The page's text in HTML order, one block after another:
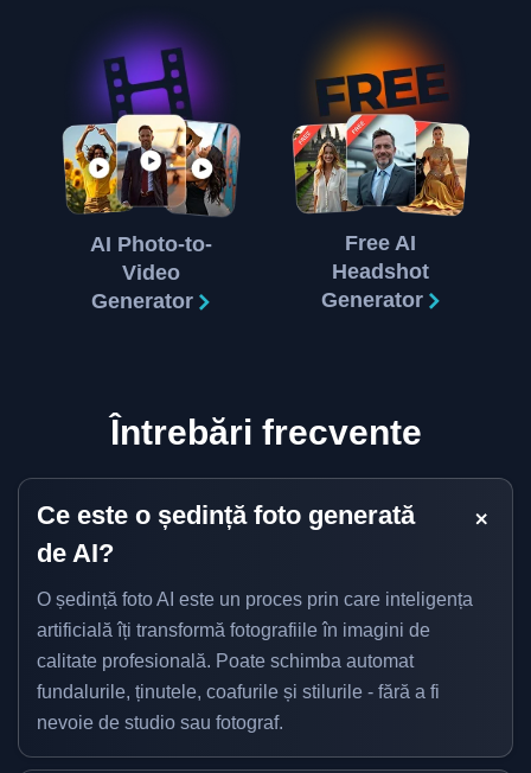
AI Photo-to-
Video
Generator
Free AI
Headshot
Generator
Întrebări frecvente
Ce este o ședință foto generată
de AI?
O ședință foto AI este un proces prin care inteligența
artificială îți transformă fotografiile în imagini de
calitate profesională. Poate schimba automat
fundalurile, ținutele, coafurile și stilurile - fără a fi
nevoie de studio sau fotograf.